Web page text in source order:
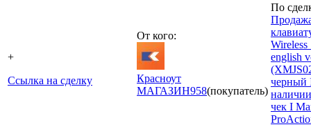
+
Ссылка на сделку
От кого:
Красноут
МАГАЗИН958(покупатель)
По
Wireless
english
черный
чек I